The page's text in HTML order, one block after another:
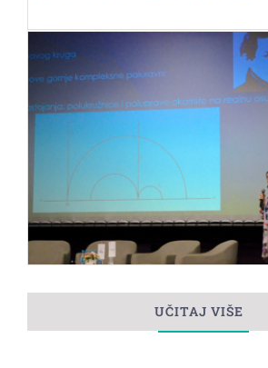
UČITAJ VIŠE